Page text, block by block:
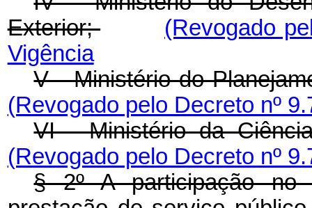
Exterior;
(Revogado
Vigência
V - Ministério do
(Revogado pelo Decreto nº
VI - Ministério da
(Revogado pelo Decreto nº
§ 2º A participação no